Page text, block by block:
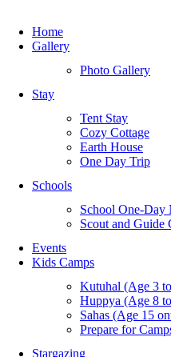
Home
Gallery
Photo Gallery
Stay
Tent Stay
Cozy Cottage
Earth House
One Day Trip
Schools
School One-Day
Scout and Guide
Events
Kids Camps
Kutuhal (Age 3
Huppya (Age 8
Sahas (Age 15
Prepare for
Stargazing